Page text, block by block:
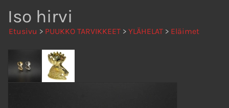
Iso hirvi
Etusivu > PUUKKO TARVIKKEET > YLÄHELAT > Eläimet